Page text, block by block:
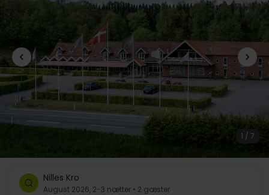
1 / 7
Nilles Kro
August 2026, 2-3 nætter • 2 gæster